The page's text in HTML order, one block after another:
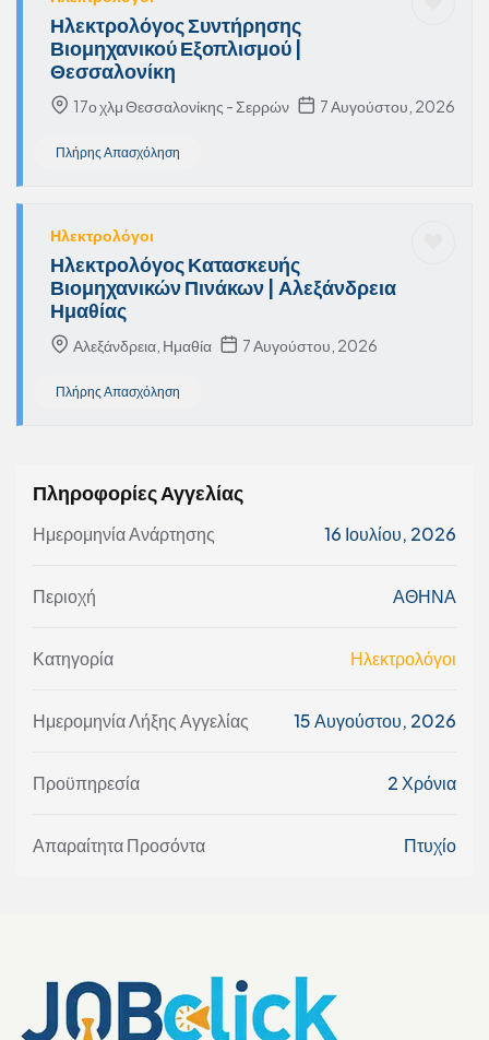
Ηλεκτρολόγος Συντήρησης
Βιομηχανικού Εξοπλισμού |
Θεσσαλονίκη
17ο χλμ Θεσσαλονίκης - Σερρών 7 Αυγούστου, 2026
Πλήρης Απασχόληση
Ηλεκτρολόγοι
Ηλεκτρολόγος Κατασκευής
Βιομηχανικών Πινάκων | Αλεξάνδρεια
Ημαθίας
Αλεξάνδρεια, Ημαθία 7 Αυγούστου, 2026
Πλήρης Απασχόληση
Πληροφορίες Αγγελίας
Ημερομηνία Ανάρτησης 16 Ιουλίου, 2026
Περιοχή ΑΘΗΝΑ
Κατηγορία Ηλεκτρολόγοι
Ημερομηνία Λήξης Αγγελίας 15 Αυγούστου, 2026
Προϋπηρεσία 2 Χρόνια
Απαραίτητα Προσόντα Πτυχίο